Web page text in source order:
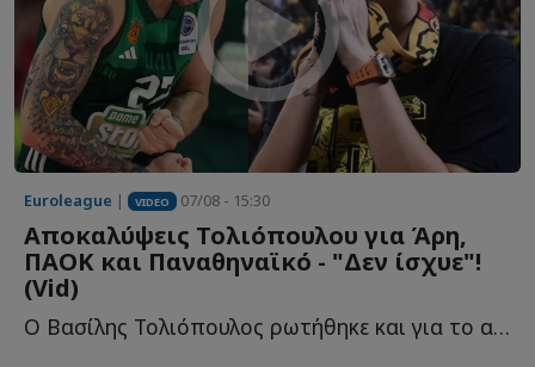
Euroleague | VIDEO 07/08 - 15:30
Αποκαλύψεις Τολιόπουλου για Άρη,
ΠΑΟΚ και Παναθηναϊκό - "Δεν ίσχυε"!
(Vid)
Ο Βασίλης Τολιόπουλος ρωτήθηκε και για το αν η απόφασή τ...